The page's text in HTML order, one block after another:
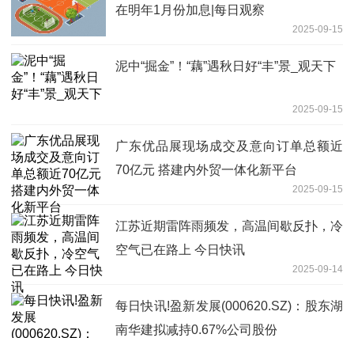
在明年1月份加息|每日观察
2025-09-15
泥中“掘金”！“藕”遇秋日好“丰”景_观天下
2025-09-15
广东优品展现场成交及意向订单总额近
70亿元 搭建内外贸一体化新平台
2025-09-15
江苏近期雷阵雨频发，高温间歇反扑，冷
空气已在路上 今日快讯
2025-09-14
每日快讯!盈新发展(000620.SZ)：股东湖
南华建拟减持0.67%公司股份